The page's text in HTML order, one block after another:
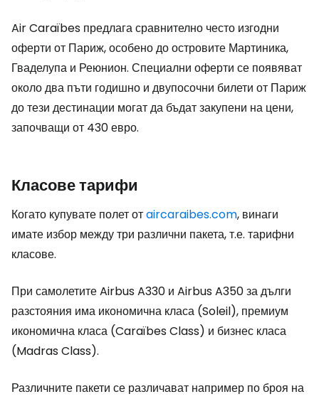
Air Caraïbes предлага сравнително често изгодни
оферти от Париж, особено до островите Мартиника,
Гваделупа и Реюнион. Специални оферти се появяват
около два пъти годишно и двупосочни билети от Париж
до тези дестинации могат да бъдат закупени на цени,
започващи от 430 евро.
Класове тарифи
Когато купувате полет отaircaraibes.com, винаги
имате избор между три различни пакета, т.е. тарифни
класове.
При самолетите Airbus A330 и Airbus A350 за дълги
разстояния има икономична класа (Soleil), премиум
икономична класа (Caraïbes Class) и бизнес класа
(Madras Class).
Различните пакети се различават например по броя на